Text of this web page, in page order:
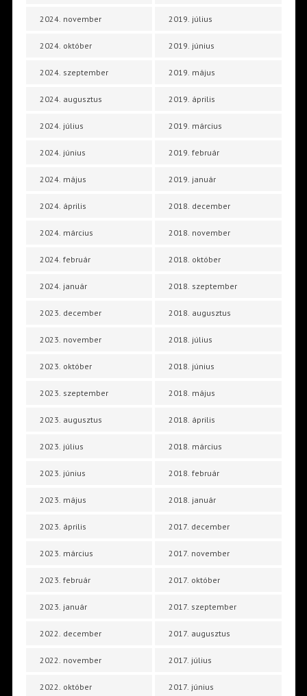
2024. november
2024. október
2024. szeptember
2024. augusztus
2024. július
2024. június
2024. május
2024. április
2024. március
2024. február
2024. január
2023. december
2023. november
2023. október
2023. szeptember
2023. augusztus
2023. július
2023. június
2023. május
2023. április
2023. március
2023. február
2023. január
2022. december
2022. november
2022. október
2019. július
2019. június
2019. május
2019. április
2019. március
2019. február
2019. január
2018. december
2018. november
2018. október
2018. szeptember
2018. augusztus
2018. július
2018. június
2018. május
2018. április
2018. március
2018. február
2018. január
2017. december
2017. november
2017. október
2017. szeptember
2017. augusztus
2017. július
2017. június